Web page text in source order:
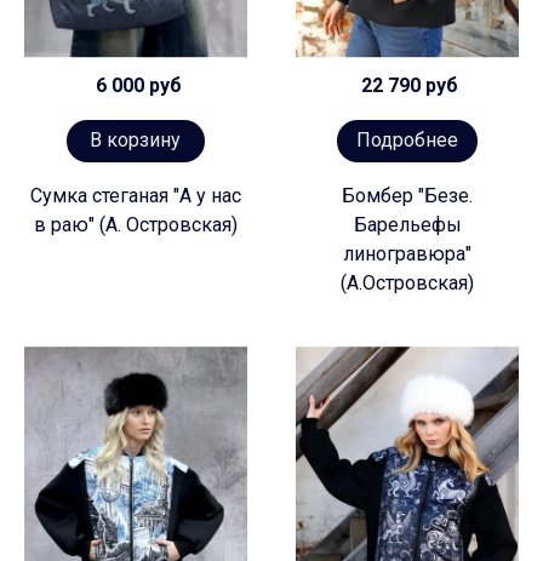
6 000 руб
В корзину
Сумка стеганая "А у нас
в раю" (А. Островская)
22 790 руб
Подробнее
Бомбер "Безе.
Барельефы
линогравюра"
(А.Островская)